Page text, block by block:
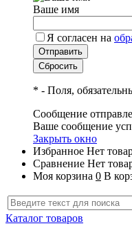
Ваше имя
Я согласен на
* - Поля,
Сообщение
Ваше сообщение
Закрыть окно
Избранное Нет
Сравнение Нет
Моя корзина 0 В
Каталог товаров